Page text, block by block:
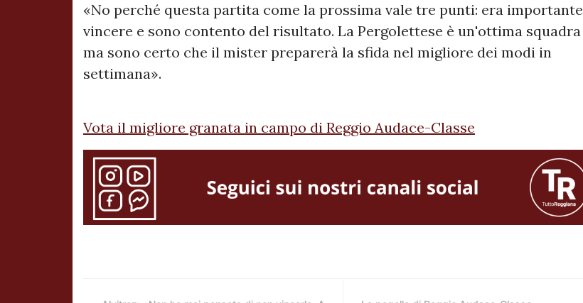
«No perché questa partita come la prossima vale tre punti: era importante
vincere e sono contento del risultato. La Pergolettese è un'ottima squadra
ma sono certo che il mister preparerà la sfida nel migliore dei modi in
settimana».
Vota il migliore granata in campo di Reggio Audace-Classe